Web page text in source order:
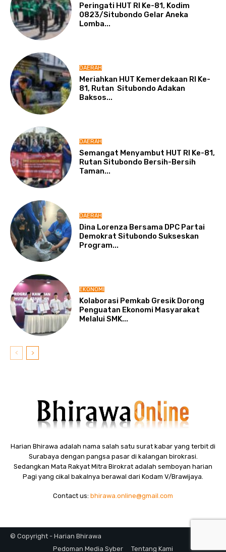
Peringati HUT RI Ke-81, Kodim
0823/Situbondo Gelar Aneka
Lomba...
DAERAH
Meriahkan HUT Kemerdekaan RI Ke-
81, Rutan Situbondo Adakan
Baksos...
DAERAH
Semangat Menyambut HUT RI Ke-81,
Rutan Situbondo Bersih-Bersih
Taman...
DAERAH
Dina Lorenza Bersama DPC Partai
Demokrat Situbondo Sukseskan
Program...
EKONOMI
Kolaborasi Pemkab Gresik Dorong
Penguatan Ekonomi Masyarakat
Melalui SMK...
Harian Bhirawa adalah nama salah satu surat kabar yang terbit di
Surabaya dengan pangsa pasar di kalangan birokrasi.
Sedangkan Mata Rakyat Mitra Birokrat adalah semboyan harian
Pagi yang cikal bakalnya berawal dari Kodam V/Brawijaya.
Contact us: bhirawa.online@gmail.com
© Copyright - Harian Bhirawa
Pedoman Media Syber
Tentang Kami